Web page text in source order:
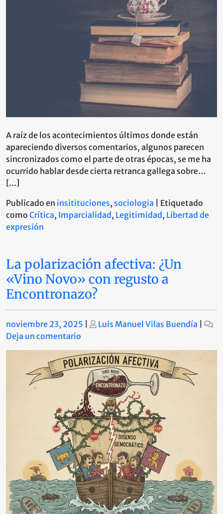
Justicia
«Moura»
del
Escepticismo
A raíz de los acontecimientos últimos donde están
apareciendo diversos comentarios, algunos parecen
sincronizados como el parte de otras épocas, se me ha
ocurrido hablar desde cierta retranca gallega sobre…
[...]
Publicado en insitituciones, sociologia
Etiquetado
como Crítica, Imparcialidad , Legitimidad , Libertad de
expresión
La polarización afectiva: ¿Un
«Vino Novo» con regusto a
Encontronazo?
Publicado
noviembre 23, 2025 Publicado
Luis Manuel Vilas Buendía
Deja un comentario
La
polarización
afectiva:
¿Un
«Vino
Novo»
con
regusto
a
Encontronazo?